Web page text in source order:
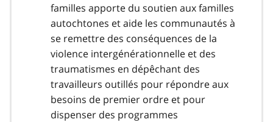
familles apporte du soutien aux familles
autochtones et aide les communautés à
se remettre des conséquences de la
violence intergénérationnelle et des
traumatismes en dépêchant des
travailleurs outillés pour répondre aux
besoins de premier ordre et pour
dispenser des programmes